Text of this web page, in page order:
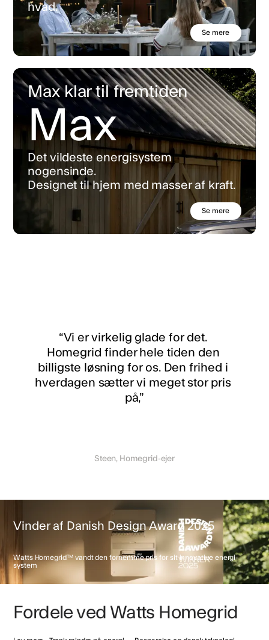
hvad.
Se mere
Max klar til fremtiden
Max
Det vildeste energisystem
nogensinde.
Designet til hjem med masser af kraft.
Se mere
“Vi er virkelig glade for det.
Homegrid finder hele tiden den
billigste løsning for os. Den frihed i
hverdagen sætter vi meget stor pris
på,”
Steen, Homegrid-ejer
Vinder af Danish Design Award 2025
Watts Homegrid™ vandt den fornemme pris for sit innovative energi-
system
Fordele ved Watts Homegrid